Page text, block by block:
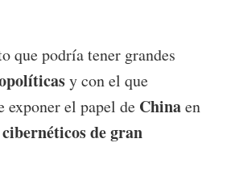
que podría tener grandes
y con el que
exponer el papel de Chinaen
de gran